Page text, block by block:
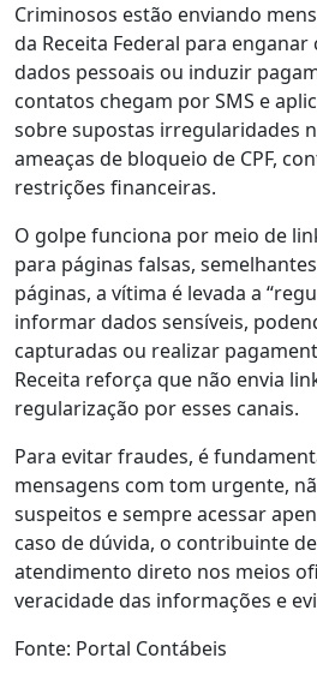
Criminosos estão enviando
da Receita Federal para
dados pessoais ou induzir
contatos chegam por SMS e
sobre supostas irregularidades
ameaças de bloqueio de CPF,
restrições financeiras.
O golpe funciona por meio de
para páginas falsas,
páginas, a vítima é levada a
informar dados sensíveis,
capturadas ou realizar
Receita reforça que não envia
regularização por esses canais.
Para evitar fraudes, é
mensagens com tom urgente,
suspeitos e sempre acessar
caso de dúvida, o contribuinte
atendimento direto nos meios
veracidade das informações e
Fonte: Portal Contábeis